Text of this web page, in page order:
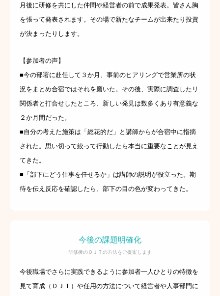
月後に研修を共にした仲間や経営者の前で成果発表。皆さん胸
を張って発表されます。その場で新たなチームが出来たり投資
が決まったりします。
【参加者の声】
■今の部署に赴任して３か月、事前のヒアリングで営業所の状
況をまとめ合宿ではそれを磨いた。その後、実際に調査したリ
関係者と打合せしたところ、新しい発見は数多くあり有意義な
２か月間だった。
■自分の考えた施策は「総花的だ」と講師からが合宿中に指摘
された。思い切って絞って行動したら本当に重要なことが見え
てきた。
■「部下にどう仕事を任せるか」は講師の説明が役立った。期
待を伝え反応を確認したら、部下の目の色が変わってきた。
今後の課題明確化
研修後のＯＪＴの方法をご提案します
今後職場でさらに実践できるように参加者一人ひとりの特徴を
見て育成（ＯＪＴ）や任用の方法について経営者や人事部門に
研修メニュー